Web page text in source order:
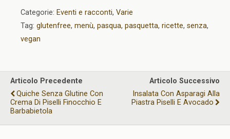
Categorie: Eventi e racconti, Varie
Tag: glutenfree, menù, pasqua, pasquetta, ricette, senza,
vegan
Articolo Precedente
Quiche Senza Glutine Con
Crema Di Piselli Finocchio E
Barbabietola
Articolo Successivo
Insalata Con Asparagi Alla
Piastra Piselli E Avocado